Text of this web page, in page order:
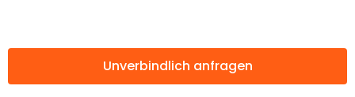
Unverbindlich anfragen